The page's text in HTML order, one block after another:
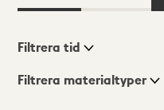
Visningsläge
Filtrera tid
Filtrera materialtyper